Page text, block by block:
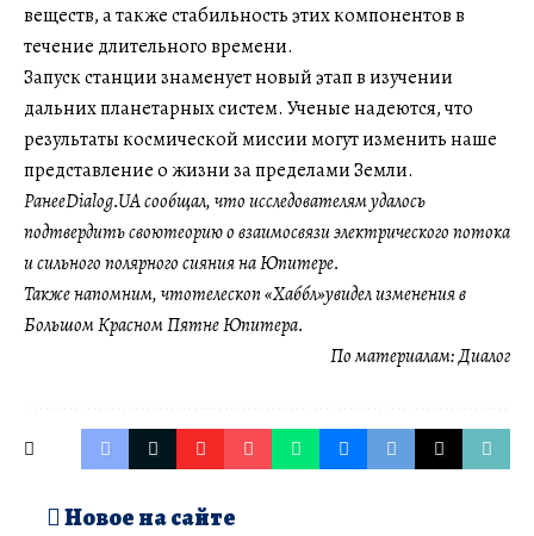
веществ, а также стабильность этих компонентов в
течение длительного времени.
Запуск станции знаменует новый этап в изучении
дальних планетарных систем. Ученые надеются, что
результаты космической миссии могут изменить наше
представление о жизни за пределами Земли.
РанееDialog.UA сообщал, что исследователям удалось
подтвердить своютеорию о взаимосвязи электрического потока
и сильного полярного сияния на Юпитере.
Также напомним, чтотелескоп «Хаббл»увидел изменения в
Большом Красном Пятне Юпитера.
По материалам:Диалог
Новое на сайте